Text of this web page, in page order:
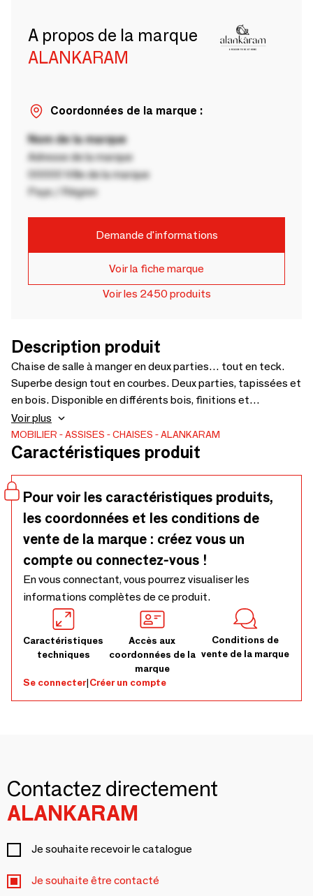
A propos de la marque
ALANKARAM
Coordonnées de la marque :
Nom de la marque
Adresse de la marque
00000 Ville de la marque
Pays / Région
Demande d'informations
Voir la fiche marque
Voir les 2450 produits
Description produit
Chaise de salle à manger en deux parties… tout en teck.
Superbe design tout en courbes. Deux parties, tapissées et
en bois. Disponible en différents bois, finitions et
revêtements – 600 x 550 x 750
Voir plus
MOBILIER ASSISES CHAISES ALANKARAM
Caractéristiques produit
Pour voir les caractéristiques produits,
les coordonnées et les conditions de
vente de la marque : créez vous un
compte ou connectez-vous !
En vous connectant, vous pourrez visualiser les
informations complètes de ce produit.
Caractéristiques
techniques
Accès aux
coordonnées de la
marque
Conditions de
vente de la marque
Se connecter|Créer un compte
Contactez directement
ALANKARAM
Je souhaite recevoir le catalogue
Je souhaite être contacté